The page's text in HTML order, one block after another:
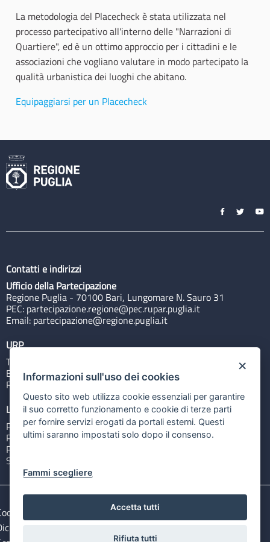
La metodologia del Placecheck è stata utilizzata nel
processo partecipativo all'interno delle "Narrazioni di
Quartiere", ed è un ottimo approccio per i cittadini e le
associazioni che vogliano valutare in modo partecipato la
qualità urbanistica dei luoghi che abitano.
Equipaggiarsi per un Placecheck
Contatti e indirizzi
Ufficio della Partecipazione
Regione Puglia - 70100 Bari, Lungomare N. Sauro 31
PEC: partecipazione.regione@pec.rupar.puglia.it
Email: partecipazione@regione.puglia.it
URP
Tel: 800713939
Email:quiregione@regione.puglia.it
Rubrica
Link utili
Portale Istituzionale
PO FESR Puglia 2014-2020
PSR Puglia 2014-2020
Sistema Puglia
e privacy
Note legali
di accessibilità
×
Informazioni sull'uso dei cookies
Questo sito web utilizza cookie essenziali per garantire
il suo corretto funzionamento e cookie di terze parti
per fornire servizi erogati da portali esterni. Questi
ultimi saranno impostati solo dopo il consenso.
Fammi scegliere
Accetta tutti
Rifiuta tutti